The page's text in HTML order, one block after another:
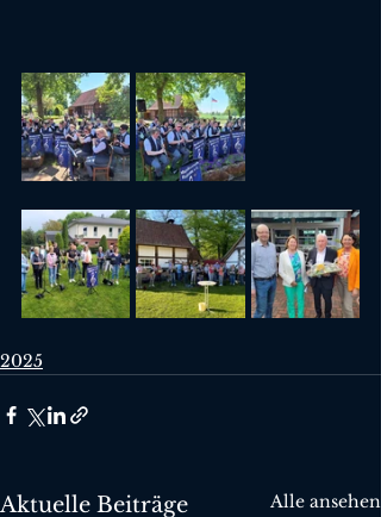
2025
Aktuelle Beiträge Alle ansehen